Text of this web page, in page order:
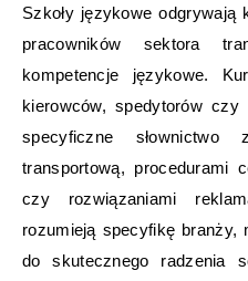
Szkoły językowe
pracowników sektora
kompetencje językowe.
kierowców, spedytorów
specyficzne słownictwo
transportową, procedurami
czy rozwiązaniami
rozumieją specyfikę branży,
do skutecznego radzenia